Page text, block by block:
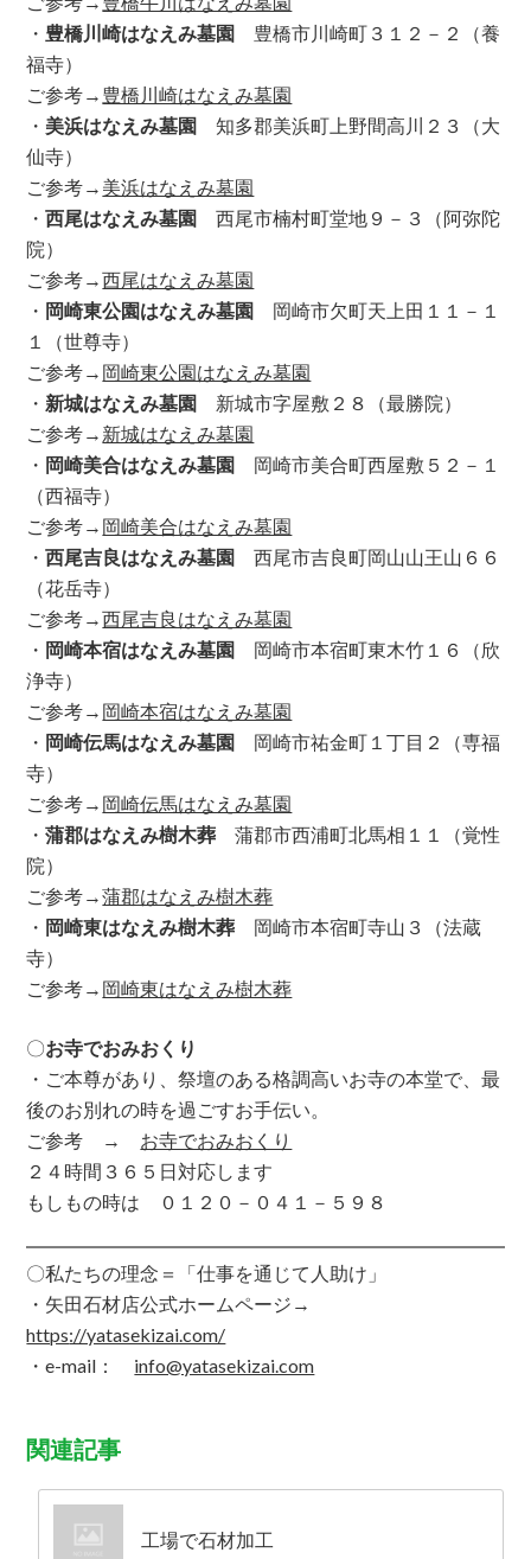
・ 豊橋川崎はなえみ墓園 豊橋市川崎町３１２－２（養
福寺）
ご参考→ 豊橋川崎はなえみ墓園
・ 美浜はなえみ墓園 知多郡美浜町上野間高川２３（大
仙寺）
ご参考→ 美浜はなえみ墓園
・西尾はなえみ墓園西尾市楠村町堂地９－３（阿弥陀
院）
ご参考→西尾はなえみ墓園
・ 岡崎東公園はなえみ墓園 岡崎市欠町天上田１１－１
１（世尊寺）
ご参考→ 岡崎東公園はなえみ墓園
・ 新城はなえみ墓園 新城市字屋敷２８（最勝院）
ご参考→ 新城はなえみ墓園
・ 岡崎美合はなえみ墓園 岡崎市美合町西屋敷５２－１
（西福寺）
ご参考→ 岡崎美合はなえみ墓園
・西尾吉良はなえみ墓園 西尾市吉良町岡山山王山６６
（花岳寺）
ご参考→西尾吉良はなえみ墓園
・ 岡崎本宿はなえみ墓園 岡崎市本宿町東木竹１６（欣
浄寺）
ご参考→ 岡崎本宿はなえみ墓園
・ 岡崎伝馬はなえみ墓園 岡崎市祐金町１丁目２（専福
寺）
ご参考→ 岡崎伝馬はなえみ墓園
・蒲郡はなえみ樹木葬 蒲郡市西浦町北馬相１１（覚性
院）
ご参考→蒲郡はなえみ樹木葬
・ 岡崎東はなえみ樹木葬 岡崎市本宿町寺山３（法蔵
寺）
ご参考→ 岡崎東はなえみ樹木葬
〇お寺でおみおくり
・ご本尊があり、祭壇のある格調高いお寺の本堂で、最
後のお別れの時を過ごすお手伝い。
ご参考 → お寺でおみおくり
２４時間３６５日対応します
もしもの時は ０１２０－０４１－５９８
〇私たちの理念＝「仕事を通じて人助け」
・矢田石材店公式ホームページ→
https://yatasekizai.com/
・e-mail： info@yatasekizai.com
関連記事
工場で石材加工